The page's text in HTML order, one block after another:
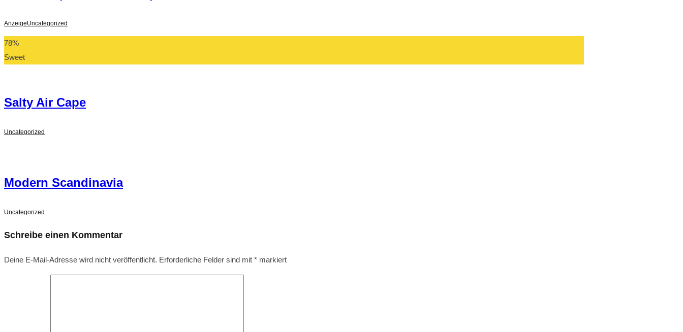
AnzeigeUncategorized
78%
Sweet
Salty Air Cape
Uncategorized
Modern Scandinavia
Uncategorized
Schreibe einen Kommentar
Deine E-Mail-Adresse wird nicht veröffentlicht. Erforderliche Felder sind mit * markiert